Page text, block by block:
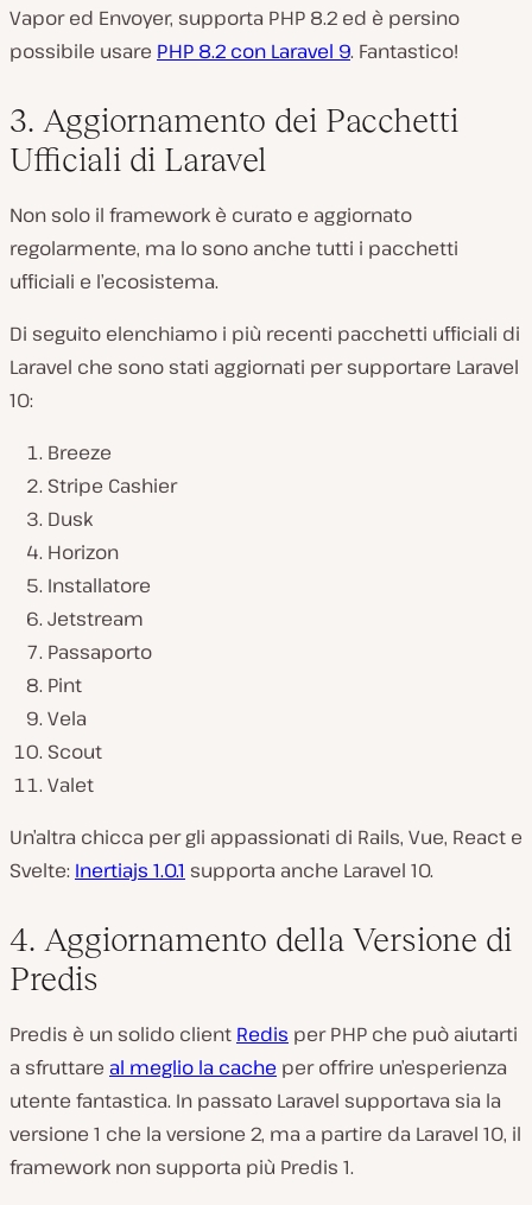
Vapor ed Envoyer, supporta PHP 8.2 ed è persino
possibile usare PHP 8.2 con Laravel 9. Fantastico!
3. Aggiornamento dei Pacchetti
Ufficiali di Laravel
Non solo il framework è curato e aggiornato
regolarmente, ma lo sono anche tutti i pacchetti
ufficiali e l’ecosistema.
Di seguito elenchiamo i più recenti pacchetti ufficiali di
Laravel che sono stati aggiornati per supportare Laravel
10:
Breeze
Stripe Cashier
Dusk
Horizon
Installatore
Jetstream
Passaporto
Pint
Vela
Scout
Valet
Un’altra chicca per gli appassionati di Rails, Vue, React e
Svelte: Inertiajs 1.0.1 supporta anche Laravel 10.
4. Aggiornamento della Versione di
Predis
Predis è un solido client Redis per PHP che può aiutarti
a sfruttare al meglio la cache per offrire un’esperienza
utente fantastica. In passato Laravel supportava sia la
versione 1 che la versione 2, ma a partire da Laravel 10, il
framework non supporta più Predis 1.